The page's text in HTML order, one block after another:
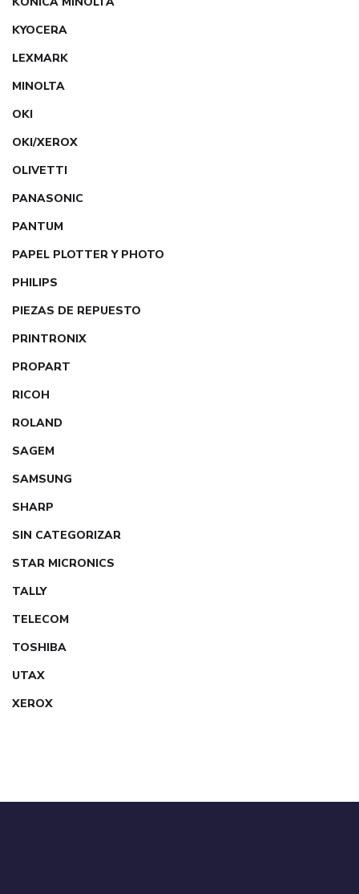
KYOCERA
LEXMARK
MINOLTA
OKI
OKI/XEROX
OLIVETTI
PANASONIC
PANTUM
PAPEL PLOTTER Y PHOTO
PHILIPS
PIEZAS DE REPUESTO
PRINTRONIX
PROPART
RICOH
ROLAND
SAGEM
SAMSUNG
SHARP
SIN CATEGORIZAR
STAR MICRONICS
TALLY
TELECOM
TOSHIBA
UTAX
XEROX